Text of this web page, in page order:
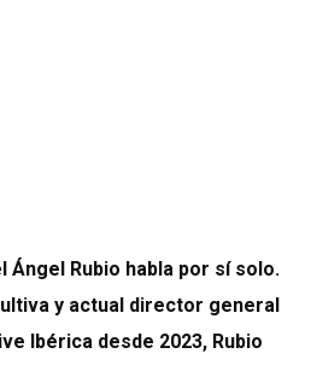
Ángel Rubio habla por sí solo.
y actual director general
Ibérica desde 2023, Rubio